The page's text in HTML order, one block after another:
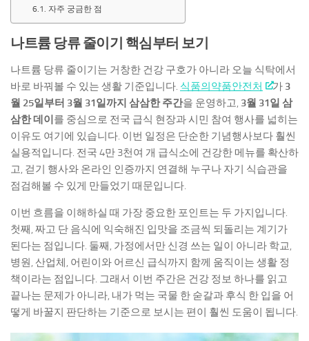
자주 궁금한 점
나트륨 당류 줄이기 핵심부터 보기
나트륨 당류 줄이기는 거창한 건강 구호가 아니라 오늘 식탁에서
바로 바꿔볼 수 있는 생활 기준입니다. 식품의약품안전처 가 3
월 25일부터 3월 31일까지 삼삼한 주간을 운영하고, 3월 31일 삼
삼한 데이 를 중심으로 전국 급식 현장과 시민 참여 행사를 넓히는
이유도 여기에 있습니다. 이번 일정은 단순한 기념행사보다 훨씬
실용적입니다. 전국 4만 3천여 개 급식소에 건강한 메뉴를 확산하
고, 걷기 행사와 온라인 인증까지 연결해 누구나 자기 식습관을
점검해볼 수 있게 만들었기 때문입니다.
이번 흐름을 이해하실 때 가장 중요한 포인트는 두 가지입니다.
첫째, 짜고 단 음식에 익숙해진 입맛을 조금씩 되돌리는 계기가
된다는 점입니다. 둘째, 가정에서만 신경 쓰는 일이 아니라 학교,
병원, 산업체, 어린이와 어르신 급식까지 함께 움직이는 생활 정
책이라는 점입니다. 그래서 이번 주간은 건강 정보 하나를 읽고
끝나는 문제가 아니라, 내가 먹는 국물 한 숟갈과 후식 한 입을 어
떻게 바꿀지 판단하는 기준으로 보시는 편이 훨씬 도움이 됩니다.